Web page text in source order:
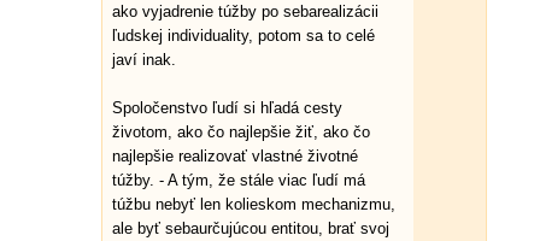
ako vyjadrenie túžby po sebarealizácii
ľudskej individuality, potom sa to celé
javí inak.
Spoločenstvo ľudí si hľadá cesty
životom, ako čo najlepšie žiť, ako čo
najlepšie realizovať vlastné životné
túžby. - A tým, že stále viac ľudí má
túžbu nebyť len kolieskom mechanizmu,
ale byť sebaurčujúcou entitou, brať svoj